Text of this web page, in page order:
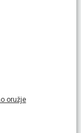
oružje